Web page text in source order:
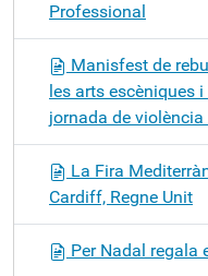
Professional
Manisfest de
les arts escèniques
jornada de
La Fira
Cardiff, Regne Unit
Per Nadal regala